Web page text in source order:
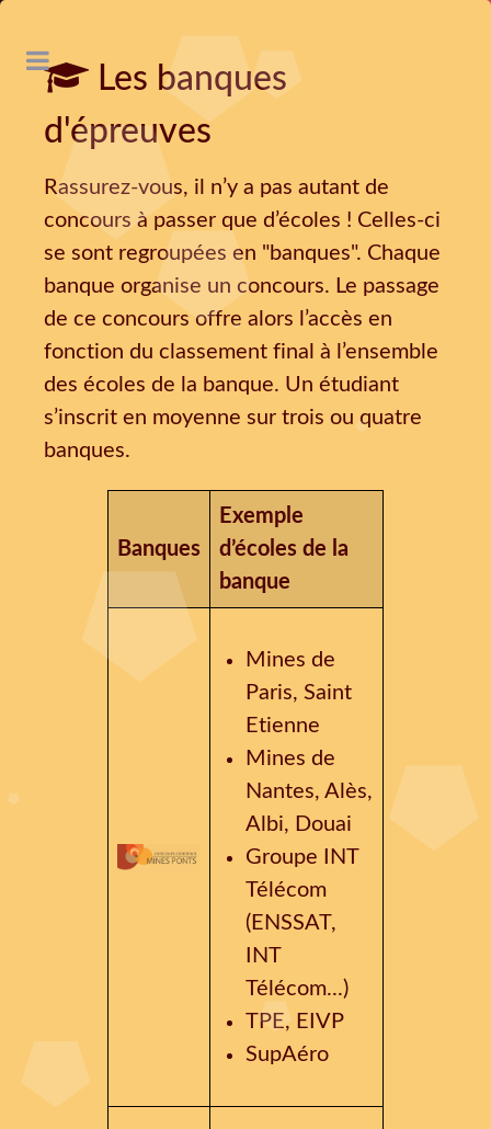
Les banques
d'épreuves
Rassurez-vous, il n’y a pas autant de
concours à passer que d’écoles ! Celles-ci
se sont regroupées en "banques". Chaque
banque organise un concours. Le passage
de ce concours offre alors l’accès en
fonction du classement final à l’ensemble
des écoles de la banque. Un étudiant
s’inscrit en moyenne sur trois ou quatre
banques.
Banques
Exemple
d’écoles de la
banque
Mines de
Paris, Saint
Etienne
Mines de
Nantes, Alès,
Albi, Douai
Groupe INT
Télécom
(ENSSAT,
INT
Télécom...)
TPE, EIVP
SupAéro